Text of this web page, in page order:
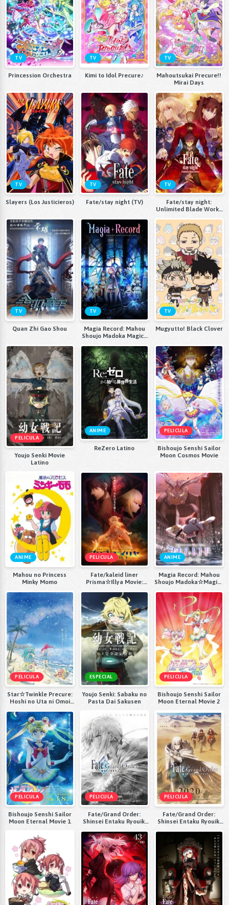
TV
Princession Orchestra
TV
Kimi to Idol Precure♪
TV
Mahoutsukai Precure!!
Mirai Days
TV
Slayers (Los Justicieros)
TV
Fate/stay night (TV)
TV
Fate/stay night:
Unlimited Blade Works
TV
Quan Zhi Gao Shou
TV
Magia Record: Mahou
Shoujo Madoka Magica
TV
Mugyutto! Black Clover
PELICULA
Youjo Senki Movie
Latino
ANIME
ReZero Latino
PELICULA
Bishoujo Senshi Sailor
Moon Cosmos Movie
ANIME
Mahou no Princess
Minky Momo
PELICULA
Fate/kaleid liner
Prisma☆Illya Movie:
Shoujo 1080p
ANIME
Magia Record: Mahou
Shoujo Madoka☆Magica
Season - Asaki Yume no
Akatsuki
PELICULA
Star☆Twinkle Precure:
Hoshi no Uta ni Omoi
ESPECIAL
Youjo Senki: Sabaku no
Pasta Dai Sakusen
PELICULA
Bishoujo Senshi Sailor
Moon Eternal Movie 2
PELICULA
Bishoujo Senshi Sailor
Moon Eternal Movie 1
PELICULA
Fate/Grand Order:
Shinsei Entaku Ryouiki
Agateram 1080p
PELICULA
Fate/Grand Order:
Shinsei Entaku Ryouiki